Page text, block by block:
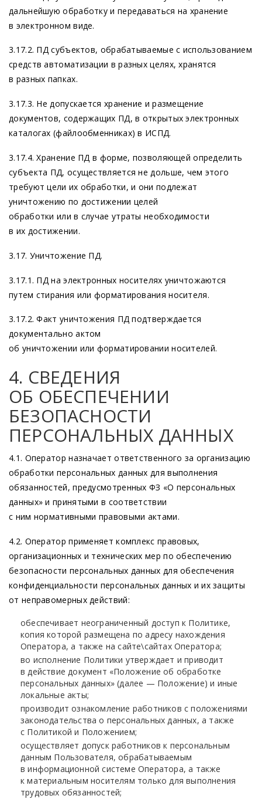
дальнейшую обработку и передаваться на хранение
в электронном виде.
3.17.2. ПД субъектов, обрабатываемые с использованием
средств автоматизации в разных целях, хранятся
в разных папках.
3.17.3. Не допускается хранение и размещение
документов, содержащих ПД, в открытых электронных
каталогах (файлообменниках) в ИСПД.
3.17.4. Хранение ПД в форме, позволяющей определить
субъекта ПД, осуществляется не дольше, чем этого
требуют цели их обработки, и они подлежат
уничтожению по достижении целей
обработки или в случае утраты необходимости
в их достижении.
3.17. Уничтожение ПД.
3.17.1. ПД на электронных носителях уничтожаются
путем стирания или форматирования носителя.
3.17.2. Факт уничтожения ПД подтверждается
документально актом
об уничтожении или форматировании носителей.
4. СВЕДЕНИЯ
ОБ ОБЕСПЕЧЕНИИ
БЕЗОПАСНОСТИ
ПЕРСОНАЛЬНЫХ ДАННЫХ
4.1. Оператор назначает ответственного за организацию
обработки персональных данных для выполнения
обязанностей, предусмотренных ФЗ «О персональных
данных» и принятыми в соответствии
с ним нормативными правовыми актами.
4.2. Оператор применяет комплекс правовых,
организационных и технических мер по обеспечению
безопасности персональных данных для обеспечения
конфиденциальности персональных данных и их защиты
от неправомерных действий:
обеспечивает неограниченный доступ к Политике,
копия которой размещена по адресу нахождения
Оператора, а также на сайте\сайтах Оператора;
во исполнение Политики утверждает и приводит
в действие документ «Положение об обработке
персональных данных» (далее — Положение) и иные
локальные акты;
производит ознакомление работников с положениями
законодательства о персональных данных, а также
с Политикой и Положением;
осуществляет допуск работников к персональным
данным Пользователя, обрабатываемым
в информационной системе Оператора, а также
к материальным носителям только для выполнения
трудовых обязанностей;